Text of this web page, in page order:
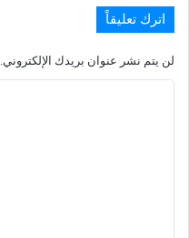
اترك تعليقاً
لن يتم نشر عنوان بريدك الإلكتروني.